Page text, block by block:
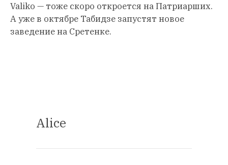
Valiko — тоже скоро откроется на Патриарших.
А уже в октябре Табидзе запустят новое
заведение на Сретенке.
Alice